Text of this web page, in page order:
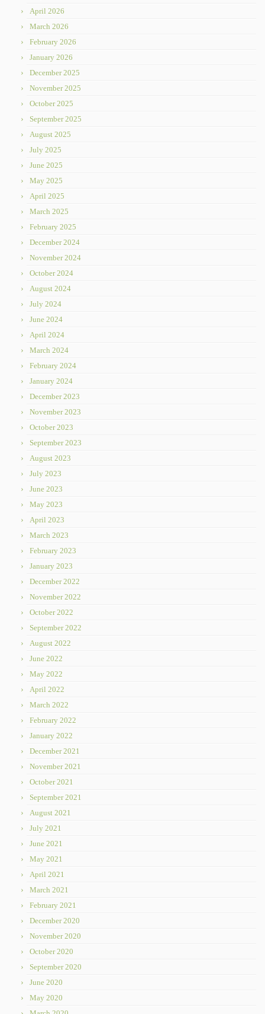
April 2026
March 2026
February 2026
January 2026
December 2025
November 2025
October 2025
September 2025
August 2025
July 2025
June 2025
May 2025
April 2025
March 2025
February 2025
December 2024
November 2024
October 2024
August 2024
July 2024
June 2024
April 2024
March 2024
February 2024
January 2024
December 2023
November 2023
October 2023
September 2023
August 2023
July 2023
June 2023
May 2023
April 2023
March 2023
February 2023
January 2023
December 2022
November 2022
October 2022
September 2022
August 2022
June 2022
May 2022
April 2022
March 2022
February 2022
January 2022
December 2021
November 2021
October 2021
September 2021
August 2021
July 2021
June 2021
May 2021
April 2021
March 2021
February 2021
December 2020
November 2020
October 2020
September 2020
June 2020
May 2020